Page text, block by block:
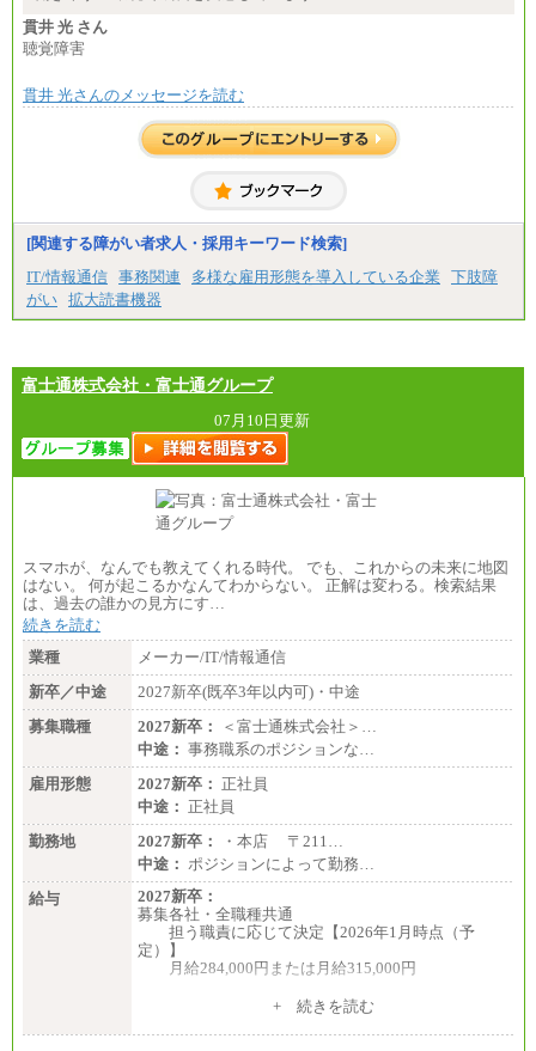
総合職 月給220,000～230,000円＋地域間調整給
整給
※詳細はJTBキャリアサイトよりご確認ください。
■(株)JTBコミュニケーションデザイン
総合職 月給230,000円
みなし残業手当：20,000円（一律支給）※みなし
残業手当の残業時間は10.43時間。
間に応じて、時間外手当等を支給。
エリアサポート職 月給188,000円
■（株）JTBグローバルマーケティング＆トラベル
訪日事業職 月給202,000～227,000円＋地域間調整
給
※詳細はJTBキャリアサイトよりご確認ください。
■(株)JTBビジネストランスフォーム
総合職 月給205,000～225,000円＋地域間調整給
エリア総合職 月給185,000円＋地域間調整給
■(株)JTBデータサービス ※2027年新卒募集終了
総合職 月給186,000～194,000円＋地域手当
※詳細はJTBキャリアサイトよりご確認ください。
■I&Jデジタルイノベーション(株)
総合職 月給224,500～242,600円＋地域手当
※詳細はJTBキャリアサイトよりご確認ください。
＜有期社員コース＞
■(株)JTBビジネストランスフォーム
有期契約職 月給185,000～195,000円
※詳細はJTBキャリアサイトよりご確認ください。
■(株)JTBパブリッシング ※2027年新卒募集終了
総合職 月給241,000円
中途：
①月給227,000円以上
②月給212,000円以上
③月給172,500円以上
④月給23万円～37万円
⑤月給20万円～25万円
⑥月給33万円～48万円
⑦月給271,000円以上
⑧～⑮月給200,000円〜月給400,000円
⑯月給185,000円以上
⑰月給237,000円以上
貫井 光 さん
聴覚障害
貫井 光さんのメッセージを読む
[関連する障がい者求人・採用キーワード検索]
IT/情報通信 事務関連 多様な雇用形態を導入している企業
下肢障
がい 拡大読書機器
富士通株式会社・富士通グループ
07月10日更新
スマホが、なんでも教えてくれる時代。 でも、これからの未来に地図
はない。 何が起こるかなんてわからない。 正解は変わる。検索結果
は、過去の誰かの見方にす…
続きを読む
業種
メーカー/IT/情報通信
新卒／中途
2027新卒(既卒3年以内可)・中途
募集職種
2027新卒：
＜富士通株式会社＞…
中途： 事務職系のポジションな…
雇用形態
2027新卒： 正社員
中途： 正社員
勤務地
2027新卒：
・本店 〒211…
中途： ポジションによって勤務…
給与
2027新卒：
募集各社・全職種共通
担う職責に応じて決定【2026年1月時点（予
定）】
月給284,000円または月給315,000円
※入社後早期から、自律的な業務遂行が求めら
す。
+ 続きを読む